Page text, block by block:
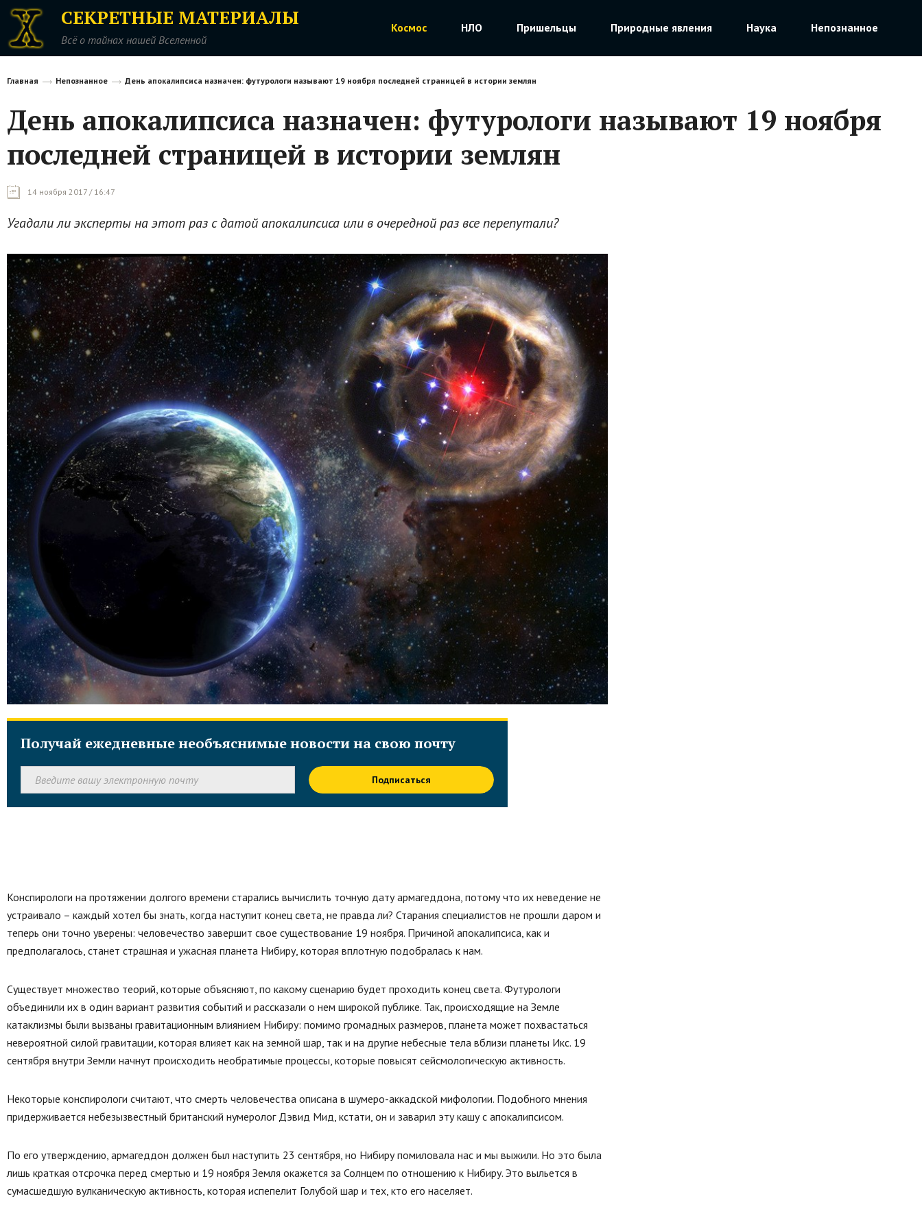
СЕКРЕТНЫЕ МАТЕРИАЛЫ
Всё о тайнах нашей Вселенной
Космос НЛО Пришельцы Природные явления Наука Непознанное
Главная Непознанное День апокалипсиса назначен: футурологи называют 19 ноября последней страницей в истории землян
День апокалипсиса назначен: футурологи называют 19 ноября
последней страницей в истории землян
14 ноября 2017 / 16:47
Угадали ли эксперты на этот раз с датой апокалипсиса или в очередной раз все перепутали?
Получай ежедневные необъяснимые новости на свою почту
Подписаться
Конспирологи на протяжении долгого времени старались вычислить точную дату армагеддона, потому что их неведение не
устраивало – каждый хотел бы знать, когда наступит конец света, не правда ли? Старания специалистов не прошли даром и
теперь они точно уверены: человечество завершит свое существование 19 ноября. Причиной апокалипсиса, как и
предполагалось, станет страшная и ужасная планета Нибиру, которая вплотную подобралась к нам.
Существует множество теорий, которые объясняют, по какому сценарию будет проходить конец света. Футурологи
объединили их в один вариант развития событий и рассказали о нем широкой публике. Так, происходящие на Земле
катаклизмы были вызваны гравитационным влиянием Нибиру: помимо громадных размеров, планета может похвастаться
невероятной силой гравитации, которая влияет как на земной шар, так и на другие небесные тела вблизи планеты Икс. 19
сентября внутри Земли начнут происходить необратимые процессы, которые повысят сейсмологическую активность.
Некоторые конспирологи считают, что смерть человечества описана в шумеро-аккадской мифологии. Подобного мнения
придерживается небезызвестный британский нумеролог Дэвид Мид, кстати, он и заварил эту кашу с апокалипсисом.
По его утверждению, армагеддон должен был наступить 23 сентября, но Нибиру помиловала нас и мы выжили. Но это была
лишь краткая отсрочка перед смертью и 19 ноября Земля окажется за Солнцем по отношению к Нибиру. Это выльется в
сумасшедшую вулканическую активность, которая испепелит Голубой шар и тех, кто его населяет.